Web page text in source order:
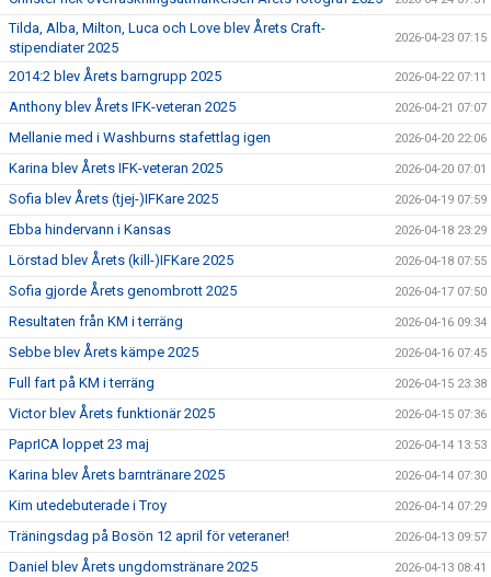
Tilda, Alba, Milton, Luca och Love blev Årets Craft-
stipendiater 2025
2026-04-23 07:15
2014:2 blev Årets barngrupp 2025 2026-04-22 07:11
Anthony blev Årets IFK-veteran 2025 2026-04-21 07:07
Mellanie med i Washburns stafettlag igen 2026-04-20 22:06
Karina blev Årets IFK-veteran 2025 2026-04-20 07:01
Sofia blev Årets (tjej-)IFKare 2025 2026-04-19 07:59
Ebba hindervann i Kansas 2026-04-18 23:29
Lörstad blev Årets (kill-)IFKare 2025 2026-04-18 07:55
Sofia gjorde Årets genombrott 2025 2026-04-17 07:50
Resultaten från KM i terräng 2026-04-16 09:34
Sebbe blev Årets kämpe 2025 2026-04-16 07:45
Full fart på KM i terräng 2026-04-15 23:38
Victor blev Årets funktionär 2025 2026-04-15 07:36
PaprICA loppet 23 maj 2026-04-14 13:53
Karina blev Årets barntränare 2025 2026-04-14 07:30
Kim utedebuterade i Troy 2026-04-14 07:29
Träningsdag på Bosön 12 april för veteraner! 2026-04-13 09:57
Daniel blev Årets ungdomstränare 2025 2026-04-13 08:41